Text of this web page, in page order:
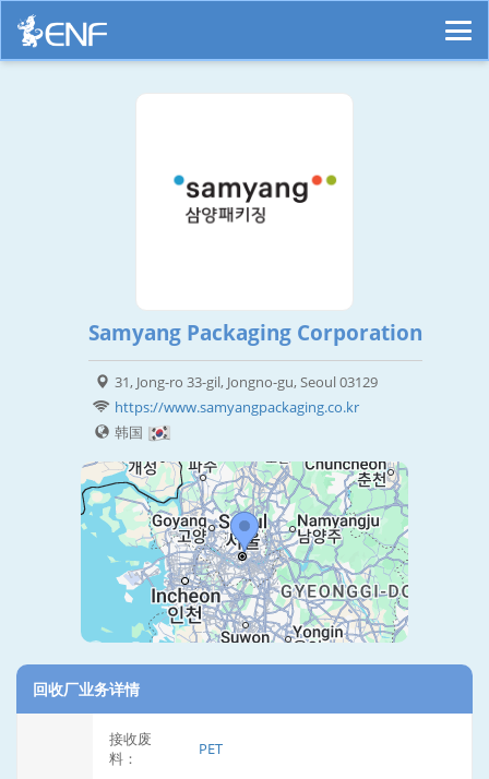
Samyang Packaging Corporation
31, Jong-ro 33-gil, Jongno-gu, Seoul 03129
https://www.samyangpackaging.co.kr
韩国
回收厂业务详情
接收废
料：
PET